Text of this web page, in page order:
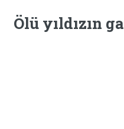
Ölü yıldızın